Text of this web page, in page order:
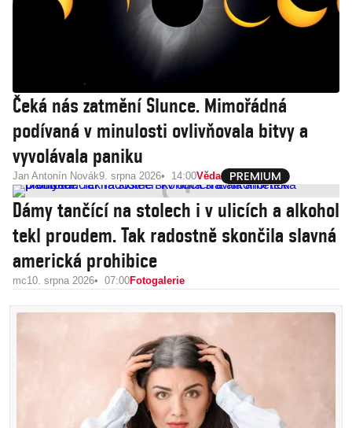
Čeká nás zatmění Slunce. Mimořádná
podívaná v minulosti ovlivňovala bitvy a
vyvolávala paniku
Jan Antonín Novák9. srpna 2026 14:00Věda
Dámy tančící na stolech i v ulicích a alkohol
tekl proudem. Tak radostně skončila slavná
americká prohibice
mc10. srpna 2026 07:00Fotogalerie